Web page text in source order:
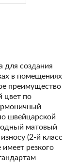
для создания
в помещениях
преимущество
цвет по
швейцарской
матовый
(2-й класс
резкого